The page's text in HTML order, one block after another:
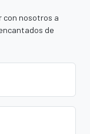
con nosotros a
de